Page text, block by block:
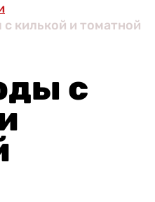
килькой и томатной
с